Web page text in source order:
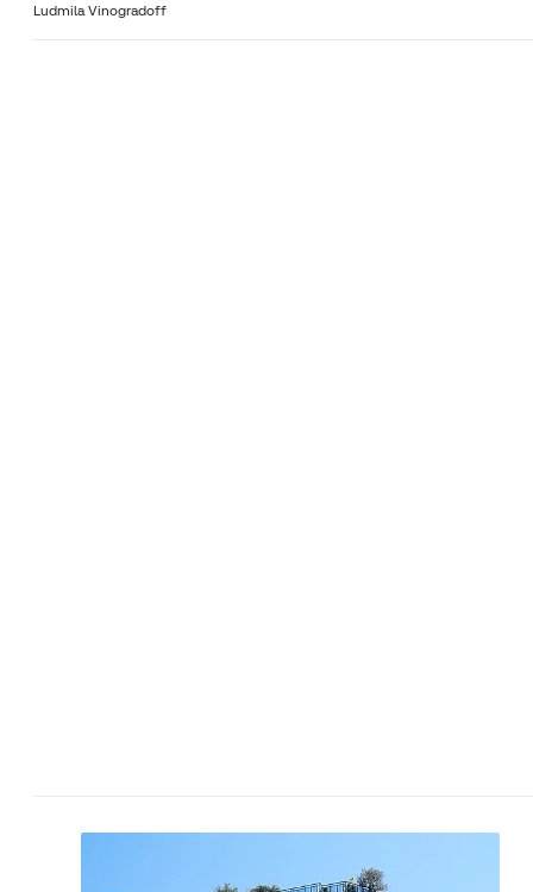
Ludmila Vinogradoff